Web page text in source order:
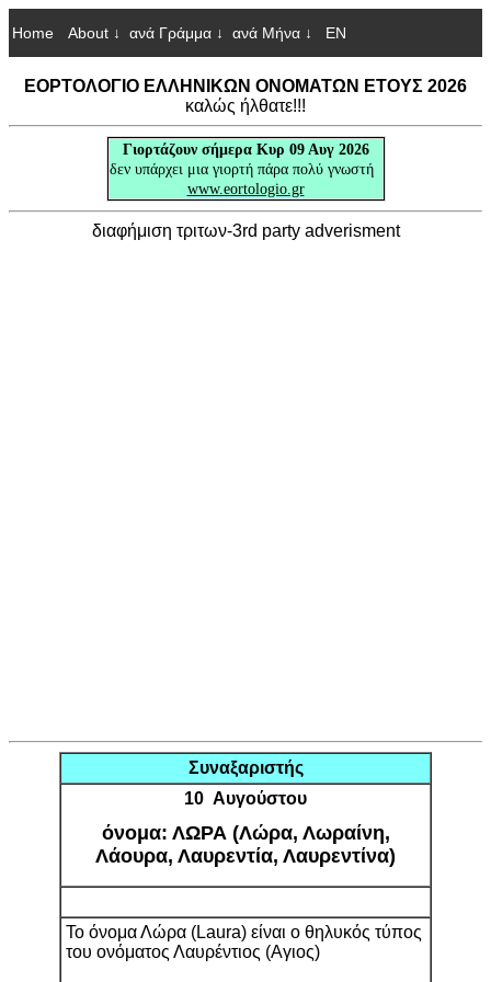
Home About ↓ ανά Γράμμα ↓ ανά Μήνα ↓ EN
ΕΟΡΤΟΛΟΓΙΟ ΕΛΛΗΝΙΚΩΝ ΟΝΟΜΑΤΩΝ ΕΤΟΥΣ 2026
καλώς ήλθατε!!!
Γιορτάζουν σήμερα Κυρ 09 Αυγ 2026
δεν υπάρχει μια γιορτή πάρα πολύ γνωστή
www.eortologio.gr
διαφήμιση τριτων-3rd party adverisment
Συναξαριστής
10 Αυγούστου
όνομα: ΛΩΡΑ (Λώρα, Λωραίνη,
Λάουρα, Λαυρεντία, Λαυρεντίνα)
Το όνομα Λώρα (Laura) είναι ο θηλυκός τύπος
του ονόματος Λαυρέντιος (Αγιος)